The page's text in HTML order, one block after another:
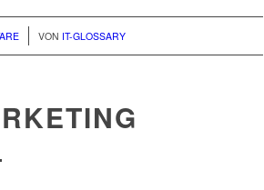
VON IT-GLOSSARY